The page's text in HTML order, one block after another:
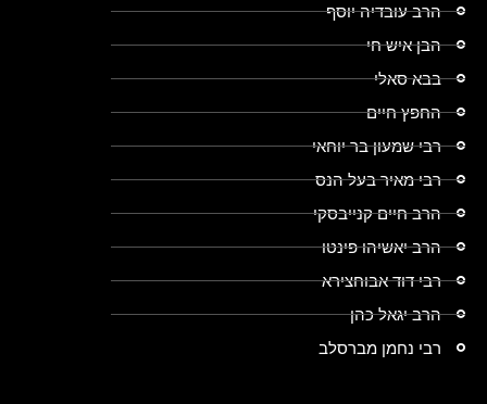
הרב עובדיה יוסף
הבן איש חי
בבא סאלי
החפץ חיים
רבי שמעון בר יוחאי
רבי מאיר בעל הנס
הרב חיים קנייבסקי
הרב יאשיהו פינטו
רבי דוד אבוחצירא
הרב יגאל כהן
רבי נחמן מברסלב